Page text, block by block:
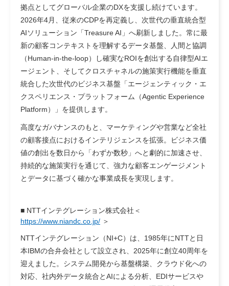
拠点としてグローバル企業のDXを支援し続けています。
2026年4月、従来のCDPを再定義し、次世代の垂直統合型
AIソリューション「Treasure AI」へ刷新しました。常に最
新の顧客コンテキストを理解するデータ基盤、人間と協調
（Human-in-the-loop）し確実なROIを創出する自律型AIエ
ージェント、そしてクロスチャネルの施策実行機能を垂直
統合した次世代のビジネス基盤「エージェンティック・エ
クスペリエンス・プラットフォーム（Agentic Experience
Platform）」を提供します。
高度なガバナンスのもと、マーケティングや営業など全社
の顧客接点におけるインテリジェンスを拡張。ビジネス価
値の創出を数日から「わずか数秒」へと劇的に加速させ、
持続的な施策実行を通じて、強力な顧客エンゲージメント
とデータに基づく確かな事業成長を実現します。
■ NTTインテグレーション株式会社＜
https://www.niandc.co.jp/ ＞
NTTインテグレーション（NI+C）は、1985年にNTTと日
本IBMの合弁会社として設立され、2025年に創立40周年を
迎えました。システム開発から基盤構築、クラウド化への
対応、社内外データ統合とAIによる分析、EDIサービスや